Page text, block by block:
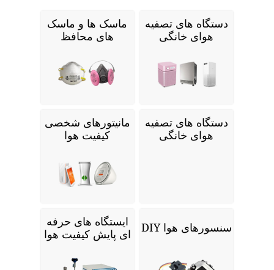
دستگاه های تصفیه
هوای خانگی
ماسک ها و ماسک
های محافظ
دستگاه های تصفیه
هوای خانگی
مانیتورهای شخصی
کیفیت هوا
سنسورهای هوا DIY
ایستگاه های حرفه
ای پایش کیفیت هوا